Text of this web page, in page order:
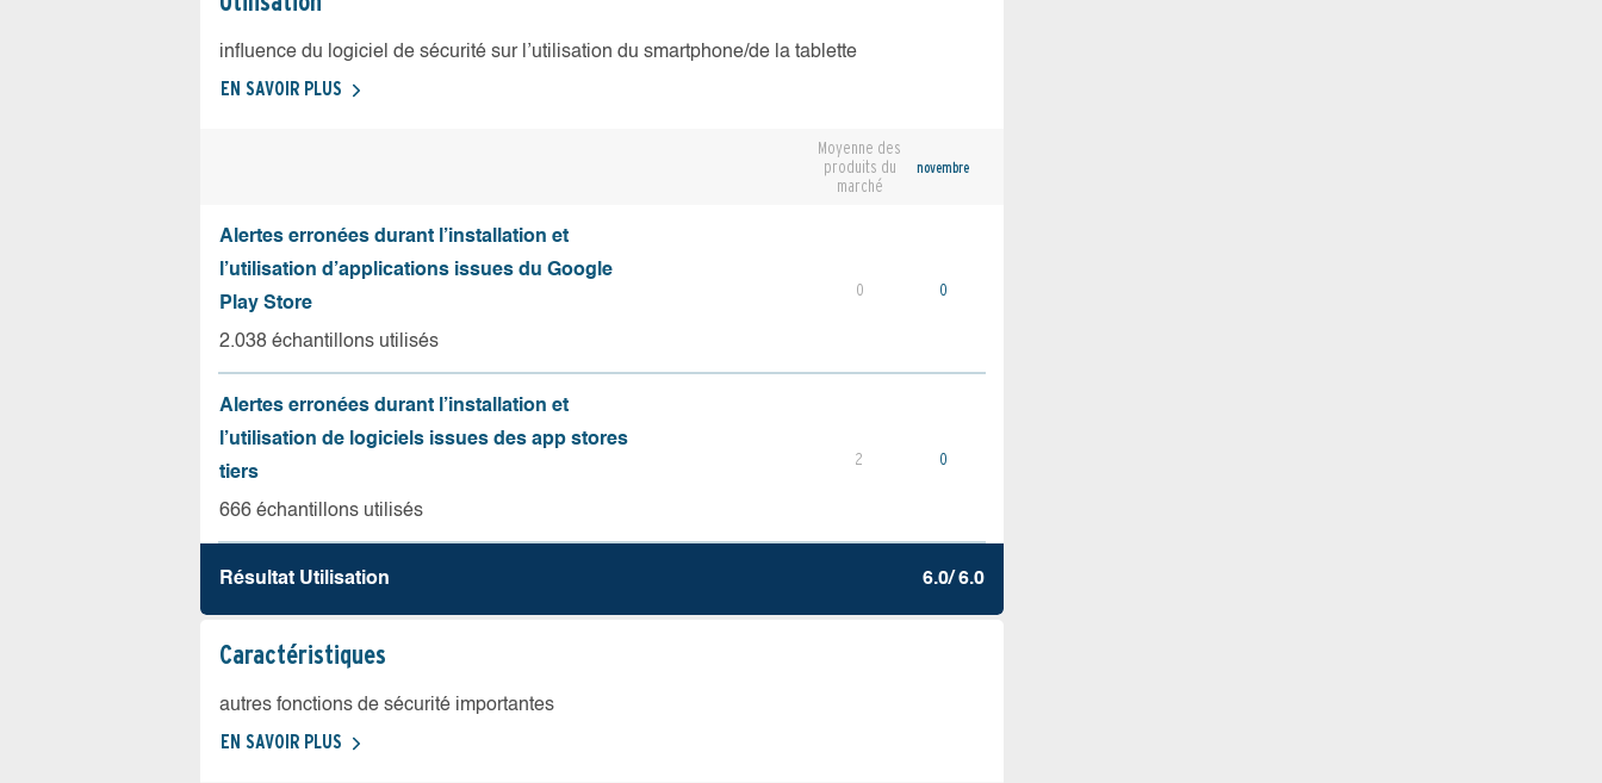
influence du logiciel de sécurité sur l’utilisation du smartphone/de la tablette
EN SAVOIR PLUS
Moyenne des
produits du
marché
novembre
Alertes erronées durant l’installation et
l’utilisation d’applications issues du Google
Play Store
2.038 échantillons utilisés
0 0
Alertes erronées durant l’installation et
l’utilisation de logiciels issues des app stores
tiers
666 échantillons utilisés
2 0
Résultat Utilisation 6.0/ 6.0
Caractéristiques
autres fonctions de sécurité importantes
EN SAVOIR PLUS